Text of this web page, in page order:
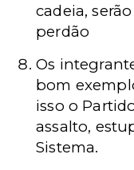
cadeia,
perdão
Os
bom
isso o
assalto,
Sistema.